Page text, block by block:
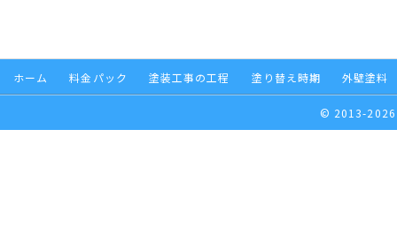
ホーム 料金パック 塗装工事の工程 塗り替え時期 外壁塗料
© 2013-2026